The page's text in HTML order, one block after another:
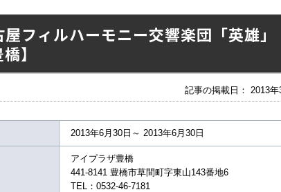
フィルハーモニー交響楽団「英雄」
】
記事の掲載日： 2013年
2013年6月30日～ 2013年6月30日
アイプラザ豊橋
441-8141 豊橋市草間町字東山143番地6
TEL：0532-46-7181